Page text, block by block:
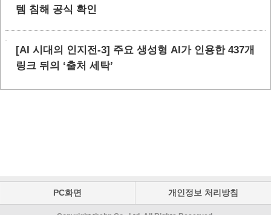
템 침해 공식 확인
[AI 시대의 인지전-3] 주요 생성형 AI가 인용한 437개
링크 뒤의 ‘출처 세탁’
PC화면 개인정보 처리방침